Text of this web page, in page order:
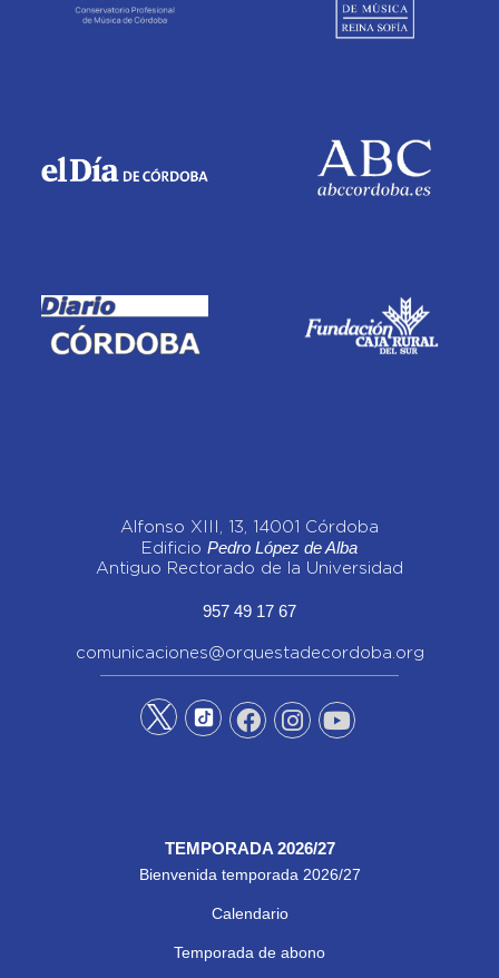
Alfonso XIII, 13, 14001 Córdoba
Edificio Pedro López de Alba
Antiguo Rectorado de la Universidad
957 49 17 67
comunicaciones@orquestadecordoba.org
TEMPORADA 2026/27
Bienvenida temporada 2026/27
Calendario
Temporada de abono